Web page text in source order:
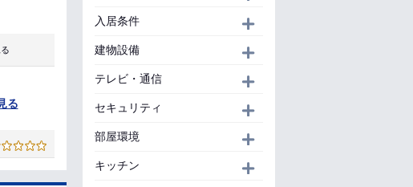
る
入居条件
建物設備
テレビ・通信
セキュリティ
部屋環境
キッチン